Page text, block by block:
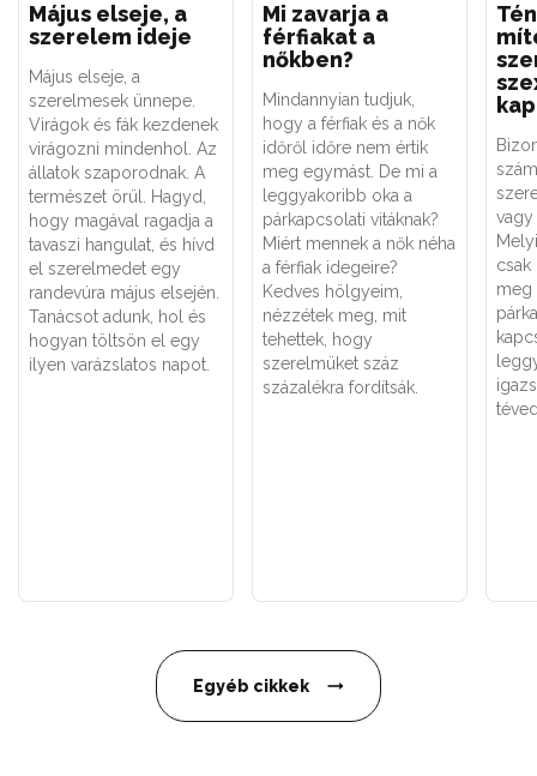
Május elseje, a
szerelem ideje
Május elseje, a
szerelmesek ünnepe.
Virágok és fák kezdenek
virágozni mindenhol. Az
állatok szaporodnak. A
természet örül. Hagyd,
hogy magával ragadja a
tavaszi hangulat, és hívd
el szerelmedet egy
randevúra május elsején.
Tanácsot adunk, hol és
hogyan töltsön el egy
ilyen varázslatos napot.
Mi zavarja a
férfiakat a
nőkben?
Mindannyian tudjuk,
hogy a férfiak és a nők
időről időre nem értik
meg egymást. De mi a
leggyakoribb oka a
párkapcsolati vitáknak?
Miért mennek a nők néha
a férfiak idegeire?
Kedves hölgyeim,
nézzétek meg, mit
tehettek, hogy
szerelmüket száz
százalékra fordítsák.
vagy
csak
meg
Egyéb cikkek